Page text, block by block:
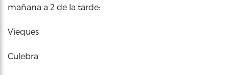
mañana a 2 de la tarde:
Vieques
Culebra